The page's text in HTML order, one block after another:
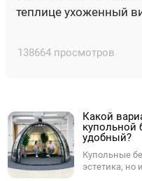
теплице ухоженный
138664 просмотров
Какой
купольной
удобный?
Купольные
эстетика, но